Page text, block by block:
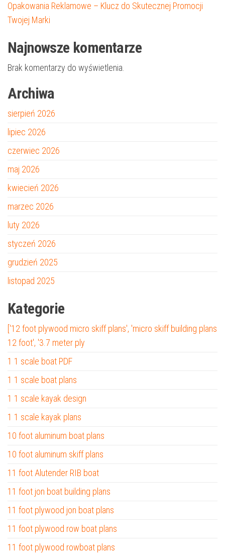
Opakowania Reklamowe – Klucz do Skutecznej Promocji
Twojej Marki
Najnowsze komentarze
Brak komentarzy do wyświetlenia.
Archiwa
sierpień 2026
lipiec 2026
czerwiec 2026
maj 2026
kwiecień 2026
marzec 2026
luty 2026
styczeń 2026
grudzień 2025
listopad 2025
Kategorie
['12 foot plywood micro skiff plans', 'micro skiff building plans
12 foot', '3.7 meter ply
1 1 scale boat PDF
1 1 scale boat plans
1 1 scale kayak design
1 1 scale kayak plans
10 foot aluminum boat plans
10 foot aluminum skiff plans
11 foot Alutender RIB boat
11 foot jon boat building plans
11 foot plywood jon boat plans
11 foot plywood row boat plans
11 foot plywood rowboat plans